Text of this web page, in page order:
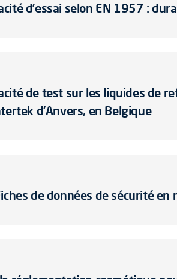
d’essai selon EN 1957 :
de test sur les liquides de
d’Anvers, en Belgique
de données de sécurité